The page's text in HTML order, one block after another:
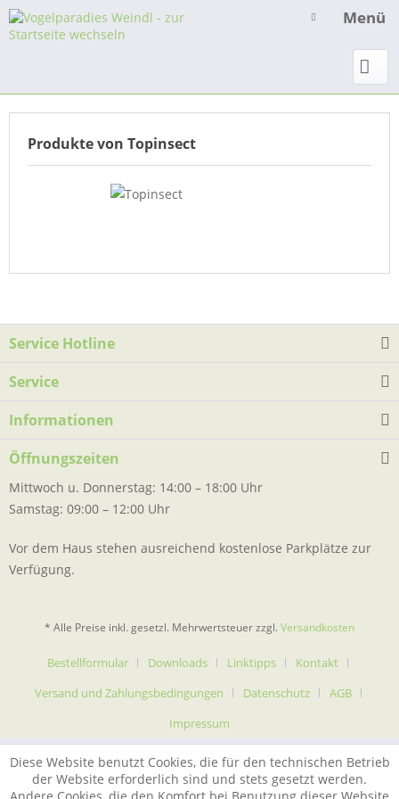
Menü
Produkte von Topinsect
Service Hotline
Service
Informationen
Öffnungszeiten
Mittwoch u. Donnerstag: 14:00 – 18:00 Uhr
Samstag: 09:00 – 12:00 Uhr
Vor dem Haus stehen ausreichend kostenlose Parkplätze zur
Verfügung.
* Alle Preise inkl. gesetzl. Mehrwertsteuer zzgl. Versandkosten
Bestellformular Downloads Linktipps
Kontakt
Versand und Zahlungsbedingungen
Datenschutz
AGB
Impressum
Diese Website benutzt Cookies, die für den technischen Betrieb
der Website erforderlich sind und stets gesetzt werden.